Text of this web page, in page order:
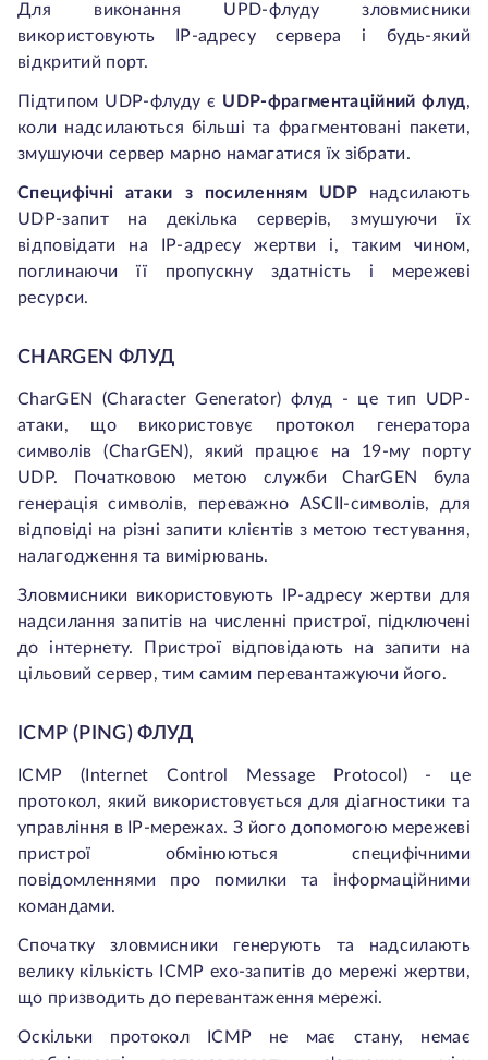
Для виконання UPD-флуду зловмисники
використовують IP-адресу сервера і будь-який
відкритий порт.
Підтипом UDP-флуду є UDP-фрагментаційний флуд,
коли надсилаються більші та фрагментовані пакети,
змушуючи сервер марно намагатися їх зібрати.
Специфічні атаки з посиленням UDPнадсилають
UDP-запит на декілька серверів, змушуючи їх
відповідати на IP-адресу жертви і, таким чином,
поглинаючи її пропускну здатність і мережеві
ресурси.
CHARGEN ФЛУД
CharGEN (Character Generator) флуд - це тип UDP-
атаки, що використовує протокол генератора
символів (CharGEN), який працює на 19-му порту
UDP. Початковою метою служби CharGEN була
генерація символів, переважно ASCII-символів, для
відповіді на різні запити клієнтів з метою тестування,
налагодження та вимірювань.
Зловмисники використовують IP-адресу жертви для
надсилання запитів на численні пристрої, підключені
до інтернету. Пристрої відповідають на запити на
цільовий сервер, тим самим перевантажуючи його.
ICMP (PING) ФЛУД
ICMP (Internet Control Message Protocol) - це
протокол, який використовується для діагностики та
управління в IP-мережах. З його допомогою мережеві
пристрої обмінюються специфічними
повідомленнями про помилки та інформаційними
командами.
Спочатку зловмисники генерують та надсилають
велику кількість ICMP ехо-запитів до мережі жертви,
що призводить до перевантаження мережі.
Оскільки протокол ICMP не має стану, немає